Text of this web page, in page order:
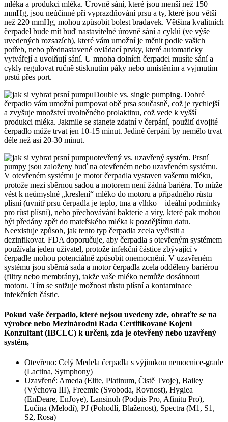
mléka a produkci mléka. Úrovně sání, které jsou menší než 150
mmHg, jsou neúčinné při vyprazdňování prsu a ty, které jsou větší
než 220 mmHg, mohou způsobit bolest bradavek. Většina kvalitních
čerpadel bude mít buď nastavitelné úrovně sání a cyklů (ve výše
uvedených rozsazích), které vám umožní je měnit podle vašich
potřeb, nebo přednastavené ovládací prvky, které automaticky
vytvářejí a uvolňují sání. U mnoha dolních čerpadel musíte sání a
cykly regulovat ručně stisknutím páky nebo umístěním a vyjmutím
prstů přes port.
Double vs. single pumping. Dobré
čerpadlo vám umožní pumpovat obě prsa současně, což je rychlejší
a zvyšuje množství uvolněného prolaktinu, což vede k vyšší
produkci mléka. Jakmile se stanete zdatní v čerpání, použití dvojité
čerpadlo může trvat jen 10-15 minut. Jediné čerpání by nemělo trvat
déle než asi 20-30 minut.
otevřený vs. uzavřený systém. Prsní
pumpy jsou založeny buď na otevřeném nebo uzavřeném systému.
V otevřeném systému je motor čerpadla vystaven vašemu mléku,
protože mezi sběrnou sadou a motorem není žádná bariéra. To může
vést k neúmyslné „kreslení“ mléko do motoru a případného růstu
plísní (uvnitř prsu čerpadla je teplo, tma a vlhko—ideální podmínky
pro růst plísní), nebo přechovávání bakterie a viry, které pak mohou
být předány zpět do mateřského mléka k pozdějšímu datu.
Neexistuje způsob, jak tento typ čerpadla zcela vyčistit a
dezinfikovat. FDA doporučuje, aby čerpadla s otevřeným systémem
používala jeden uživatel, protože infekční částice zbývající v
čerpadle mohou potenciálně způsobit onemocnění. V uzavřeném
systému jsou sběrná sada a motor čerpadla zcela odděleny bariérou
(filtry nebo membrány), takže vaše mléko nemůže dosáhnout
motoru. Tím se snižuje možnost růstu plísní a kontaminace
infekčních částic.
Pokud vaše čerpadlo, které nejsou uvedeny zde, obraťte se na
výrobce nebo Mezinárodní Rada Certifikované Kojení
Konzultant (IBCLC) k určení, zda je otevřený nebo uzavřený
systém,
Otevřeno: Celý Medela čerpadla s výjimkou nemocnice-grade
(Lactina, Symphony)
Uzavřené: Ameda (Elite, Platinum, Čistě Tvoje), Bailey
(Výchova III), Freemie (Svoboda, Rovnost), Hygiea
(EnDeare, EnJoye), Lansinoh (Podpis Pro, Afinitu Pro),
Lučina (Melodi), PJ (Pohodlí, Blaženost), Spectra (M1, S1,
S2, Rosa)